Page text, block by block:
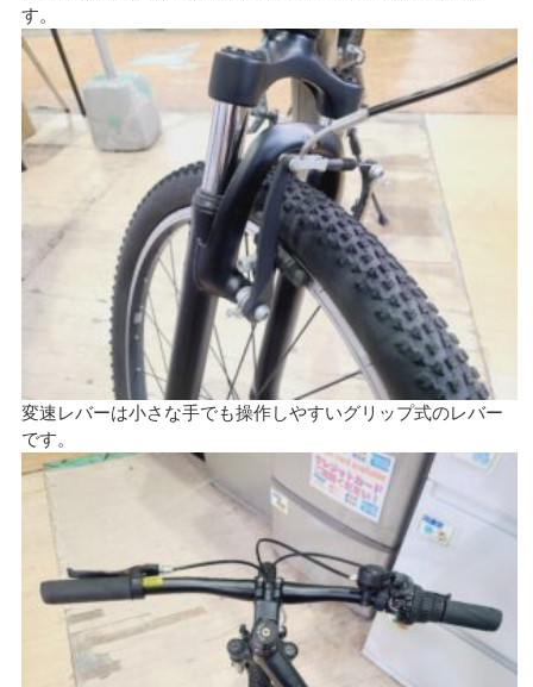
す。
変速レバーは小さな手でも操作しやすいグリップ式のレバー
です。